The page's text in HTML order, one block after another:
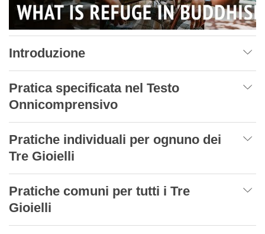
Introduzione
Pratica specificata nel Testo
Onnicomprensivo
Pratiche individuali per ognuno dei
Tre Gioielli
Pratiche comuni per tutti i Tre
Gioielli